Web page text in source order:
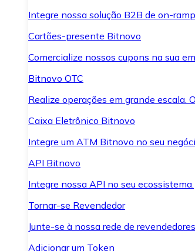
Integre nossa solução B2B de on-
Cartões-presente Bitnovo
Comercialize nossos cupons na sua
Bitnovo OTC
Realize operações em grande escala.
Caixa Eletrônico Bitnovo
Integre um ATM Bitnovo no seu
API Bitnovo
Integre nossa API no seu ecossistema.
Tornar-se Revendedor
Junte-se à nossa rede de
Adicionar um Token